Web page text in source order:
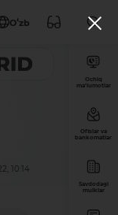
Oʻzb
10:14
Ochiq
ma’lumotlar
Ofislar va
bankomatlar
Savdodagi
mulklar